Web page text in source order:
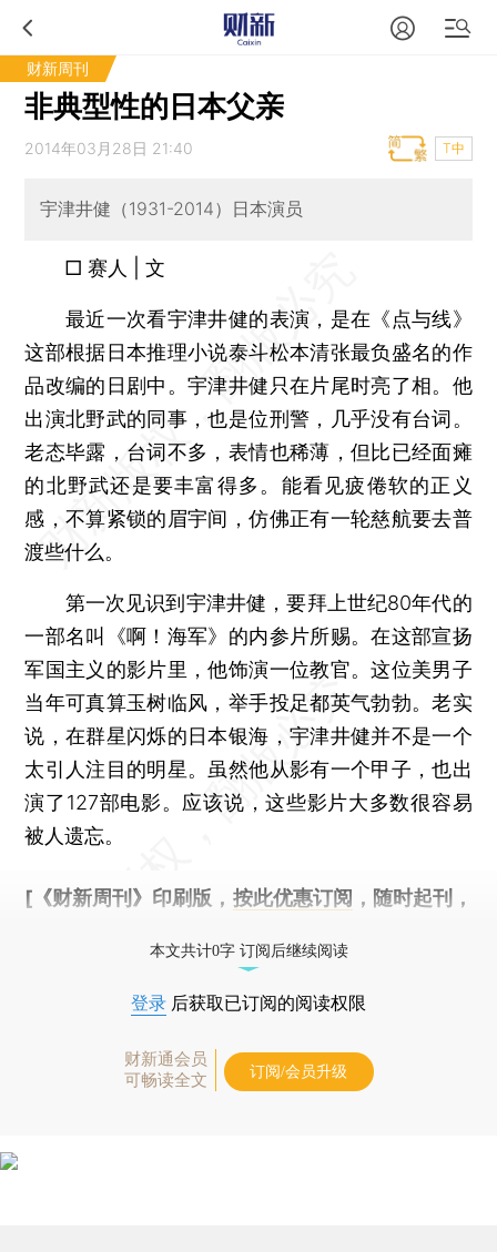
财新周刊
非典型性的日本父亲
2014年03月28日 21:40 T中
宇津井健（1931-2014）日本演员
□ 赛人 | 文
最近一次看宇津井健的表演，是在《点与线》
这部根据日本推理小说泰斗松本清张最负盛名的作
品改编的日剧中。宇津井健只在片尾时亮了相。他
出演北野武的同事，也是位刑警，几乎没有台词。
老态毕露，台词不多，表情也稀薄，但比已经面瘫
的北野武还是要丰富得多。能看见疲倦软的正义
感，不算紧锁的眉宇间，仿佛正有一轮慈航要去普
渡些什么。
第一次见识到宇津井健，要拜上世纪80年代的
一部名叫《啊！海军》的内参片所赐。在这部宣扬
军国主义的影片里，他饰演一位教官。这位美男子
当年可真算玉树临风，举手投足都英气勃勃。老实
说，在群星闪烁的日本银海，宇津井健并不是一个
太引人注目的明星。虽然他从影有一个甲子，也出
演了127部电影。应该说，这些影片大多数很容易
被人遗忘。
[《财新周刊》印刷版， 按此优惠订阅 ，随时起刊，
本文共计0字 订阅后继续阅读
登录 后获取已订阅的阅读权限
财新通会员
可畅读全文
订阅/会员升级